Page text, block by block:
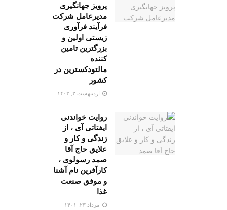
پرویز جهانگیری
مدیرعامل شرکت
فرآیند فرآوری
زیستی اولین و
بزرگترین تامین
کننده
مالتودکسترین در
کشور
اردیبهشت ۲, ۱۴۰۳
روایت خواندنی
ایفتاتی آی ، از
زندگی و کار و
علایق حاج آقا
صمد رسولوی ،
کارآفرین نام آشنا
و موفق صنعت
غذا
مرداد ۲۳, ۱۴۰۱